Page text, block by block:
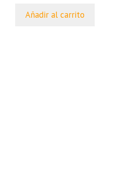
Añadir al carrito